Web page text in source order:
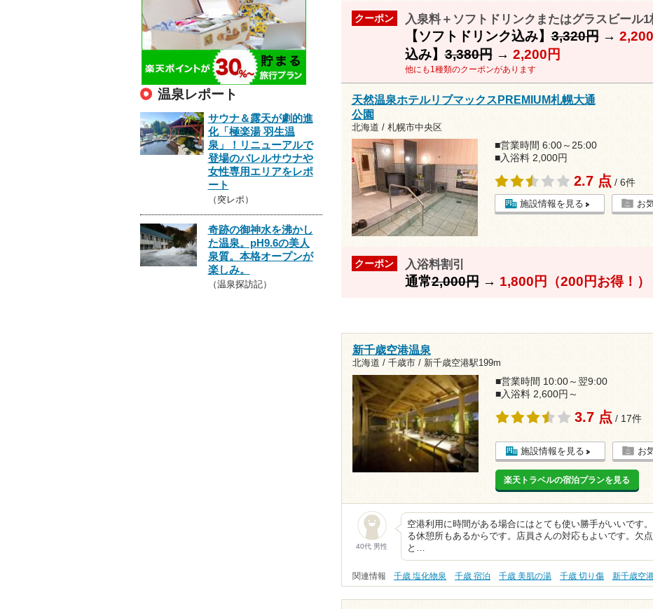
クーポン 入泉料＋ソフトドリンクまたはグラスビール
【ソフトドリンク込み】3,320円→
込み】3,380円→ 2,200円
他にも1種類のクーポンがあります
天然温泉ホテルリブマックスPREMIUM札幌大通
公園
北海道 / 札幌市中央区
■営業時間 6:00～25:00
■入浴料 2,000円
2.7 点 / 6件
施設情報を見る お
クーポン 入浴料割引
通常2,000円→ 1,800円（200円お得！）
新千歳空港温泉
北海道 / 千歳市 / 新千歳空港駅199m
■営業時間 10:00～翌9:00
■入浴料 2,600円～
3.7 点 / 17件
施設情報を見る お
楽天トラベルの宿泊プランを見る
40代 男性
空港利用に時間がある場合にはとても使い勝手がいいです
る休憩所もあるからです。店員さんの対応もよいです。欠
と…
関連情報 千歳 塩化物泉 千歳 宿泊 千歳 美肌の湯 千歳 切り傷 新千歳空
温泉レポート
サウナ＆露天が劇的進
化「極楽湯 羽生温
泉」！リニューアルで
登場のバレルサウナや
女性専用エリアをレポ
ート
（突レポ）
奇跡の御神水を沸かし
た温泉。pH9.6の美人
泉質。本格オープンが
楽しみ。
（温泉探訪記）